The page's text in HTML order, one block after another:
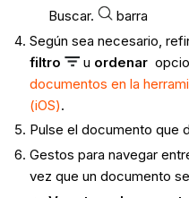
Buscar.
barra
Según sea necesario,
filtro
u ordenar
documentos en la
(iOS).
Pulse el documento que
Gestos para navegar
vez que un documento